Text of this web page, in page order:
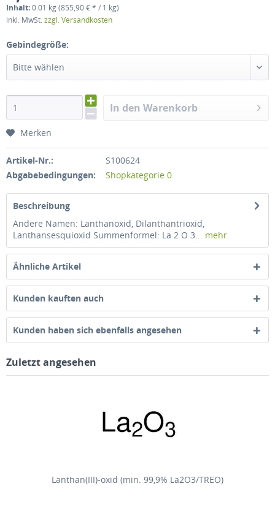
Inhalt:0.01 kg (855,90 € * / 1 kg)
inkl. MwSt.zzgl. Versandkosten
Gebindegröße:
Bitte wählen
In den Warenkorb
Merken
Artikel-Nr.:
S100624
Abgabebedingungen:
Shopkategorie 0
Beschreibung
Andere Namen: Lanthanoxid, Dilanthantrioxid,
Lanthansesquioxid Summenformel: La 2 O 3... mehr
Ähnliche Artikel
Kunden kauften auch
Kunden haben sich ebenfalls angesehen
Zuletzt angesehen
Lanthan(III)-oxid (min. 99,9% La2O3/TREO)